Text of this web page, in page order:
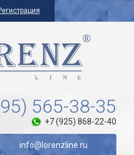
565-38-35
+7 (925) 868-22-40
info@lorenzline.ru